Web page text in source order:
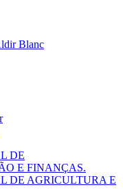
Blanc
DE
E FINANÇAS.
DE AGRICULTURA E